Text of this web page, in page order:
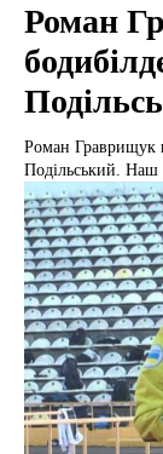
Роман
Роман Граврищук
Подільський. Наш